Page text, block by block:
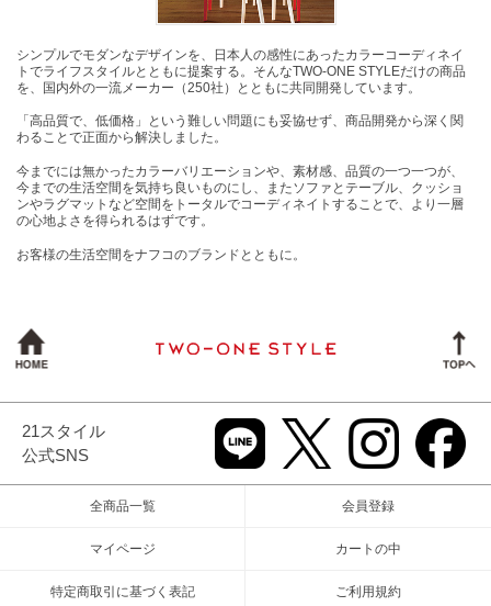
シンプルでモダンなデザインを、日本人の感性にあったカラーコーディネイ
トでライフスタイルとともに提案する。そんなTWO-ONE STYLEだけの商品
を、国内外の一流メーカー（250社）とともに共同開発しています。
「高品質で、低価格」という難しい問題にも妥協せず、商品開発から深く関
わることで正面から解決しました。
今までには無かったカラーバリエーションや、素材感、品質の一つ一つが、
今までの生活空間を気持ち良いものにし、またソファとテーブル、クッショ
ンやラグマットなど空間をトータルでコーディネイトすることで、より一層
の心地よさを得られるはずです。
お客様の生活空間をナフコのブランドとともに。
21スタイル
公式SNS
全商品一覧 会員登録
マイページ カートの中
特定商取引に基づく表記 ご利用規約